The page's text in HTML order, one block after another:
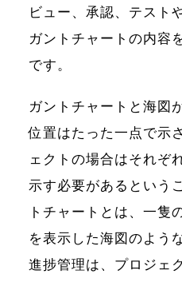
ビュー、承認、テスト
ガントチャートの内容
です。
ガントチャートと海図
位置はたった一点で示
ェクトの場合はそれぞ
示す必要があるという
トチャートとは、一隻
を表示した海図のよう
進捗管理は、プロジェ